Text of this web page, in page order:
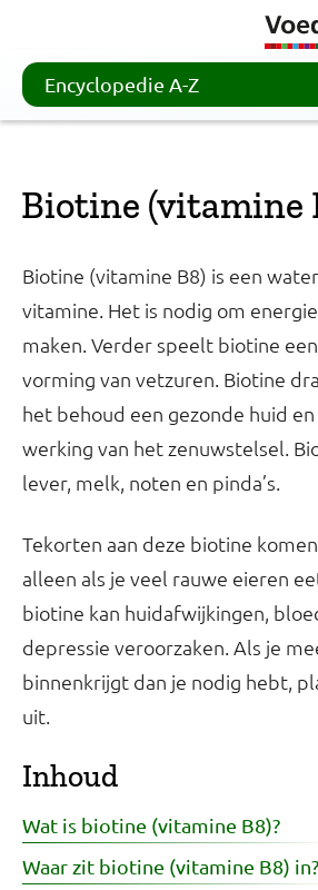
Encyclopedie A-Z
Biotine (vitamine
Biotine (vitamine B8) is een
vitamine. Het is nodig om
maken. Verder speelt biotine
vorming van vetzuren. Biotine
het behoud een gezonde huid en
werking van het zenuwstelsel.
lever, melk, noten en pinda’s.
Tekorten aan deze biotine
alleen als je veel rauwe eieren
biotine kan huidafwijkingen,
depressie veroorzaken. Als je
binnenkrijgt dan je nodig hebt,
uit.
Inhoud
Wat is biotine (vitamine B8)?
Waar zit biotine (vitamine B8) in?